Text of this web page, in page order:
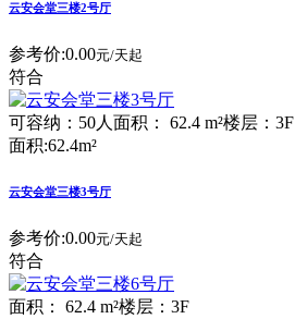
云安会堂三楼2号厅
参考价:0.00元/天起
符合
可容纳：50人 面积： 62.4 m²楼层：3F
面积:62.4m²
云安会堂三楼3号厅
参考价:0.00元/天起
符合
面积： 62.4 m²楼层：3F